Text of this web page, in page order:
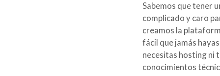
Sabemos que tener
complicado y caro
creamos la
fácil que jamás
necesitas hosting ni
conocimientos